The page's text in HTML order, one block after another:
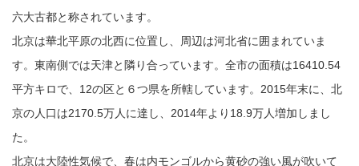
六大古都と称されています。
北京は華北平原の北西に位置し、周辺は河北省に囲まれていま
す。東南側では天津と隣り合っています。 全市の面積は16410.54
平方キロで、12の区と６つ県を所轄しています。2015年末に、北
京の人口は2170.5万人に達し、2014年より18.9万人増加しまし
た。
北京は大陸性気候で、春は内モンゴルから黄砂の強い風が吹いて